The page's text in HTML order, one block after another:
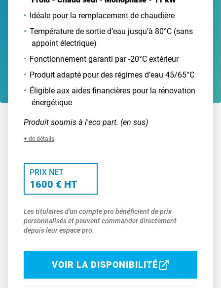
Idéale pour la remplacement de chaudière
Température de sortie d’eau jusqu’à 80°C (sans
appoint électrique)
Fonctionnement garanti par -20°C extérieur
Produit adapté pour des régimes d’eau 45/65°C
Éligible aux aides financières pour la rénovation
énergétique
Produit soumis à l'eco part. (en sus)
+ de détails
PRIX NET
1600 € HT
Les titulaires d'un compte pro bénéficient de prix
personnalisés et peuvent commander directement
depuis leur espace pro.
VOIR LA DISPONIBILITÉ